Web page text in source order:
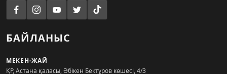
БАЙЛАНЫС
МЕКЕН-ЖАЙ
ҚР, Астана қаласы, Әбікен Бектұров көшесі, 4/3